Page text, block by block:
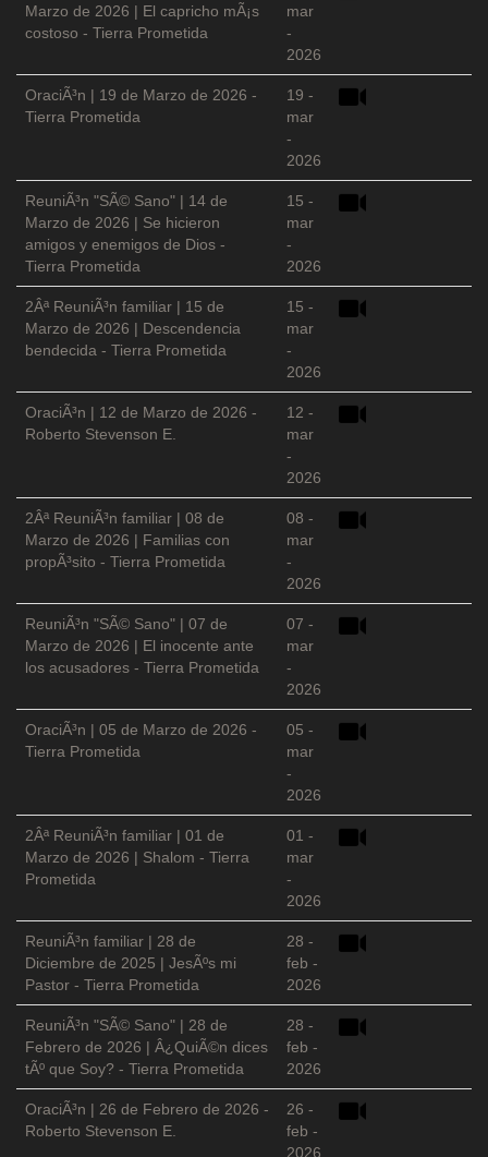
Marzo de 2026 | El capricho mÃ¡s
costoso - Tierra Prometida
mar
-
2026
OraciÃ³n | 19 de Marzo de 2026 -
Tierra Prometida
19 -
mar
-
2026
ReuniÃ³n "SÃ© Sano" | 14 de
Marzo de 2026 | Se hicieron
amigos y enemigos de Dios -
Tierra Prometida
15 -
mar
-
2026
2Âª ReuniÃ³n familiar | 15 de
Marzo de 2026 | Descendencia
bendecida - Tierra Prometida
15 -
mar
-
2026
OraciÃ³n | 12 de Marzo de 2026 -
Roberto Stevenson E.
12 -
mar
-
2026
2Âª ReuniÃ³n familiar | 08 de
Marzo de 2026 | Familias con
propÃ³sito - Tierra Prometida
08 -
mar
-
2026
ReuniÃ³n "SÃ© Sano" | 07 de
Marzo de 2026 | El inocente ante
los acusadores - Tierra Prometida
07 -
mar
-
2026
OraciÃ³n | 05 de Marzo de 2026 -
Tierra Prometida
05 -
mar
-
2026
2Âª ReuniÃ³n familiar | 01 de
Marzo de 2026 | Shalom - Tierra
Prometida
01 -
mar
-
2026
ReuniÃ³n familiar | 28 de
Diciembre de 2025 | JesÃºs mi
Pastor - Tierra Prometida
28 -
feb -
2026
ReuniÃ³n "SÃ© Sano" | 28 de
Febrero de 2026 | Â¿QuiÃ©n dices
tÃº que Soy? - Tierra Prometida
28 -
feb -
2026
OraciÃ³n | 26 de Febrero de 2026 -
Roberto Stevenson E.
26 -
feb -
2026